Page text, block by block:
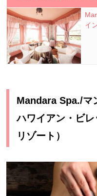
イ
Mandara Spa./マ
ハワイアン・ビレ
リゾート）